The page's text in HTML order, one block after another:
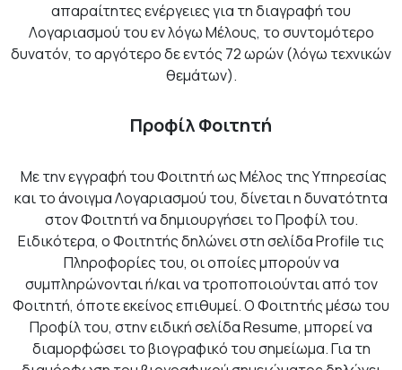
απαραίτητες ενέργειες για τη διαγραφή του
Λογαριασμού του εν λόγω Μέλους, το συντομότερο
δυνατόν, το αργότερο δε εντός 72 ωρών (λόγω τεχνικών
θεμάτων).
Προφίλ Φοιτητή
Με την εγγραφή του Φοιτητή ως Μέλος της Υπηρεσίας
και το άνοιγμα Λογαριασμού του, δίνεται η δυνατότητα
στον Φοιτητή να δημιουργήσει το Προφίλ του.
Ειδικότερα, ο Φοιτητής δηλώνει στη σελίδα Profile τις
Πληροφορίες του, οι οποίες μπορούν να
συμπληρώνονται ή/και να τροποποιούνται από τον
Φοιτητή, όποτε εκείνος επιθυμεί. Ο Φοιτητής μέσω του
Προφίλ του, στην ειδική σελίδα Resume, μπορεί να
διαμορφώσει το βιογραφικό του σημείωμα. Για τη